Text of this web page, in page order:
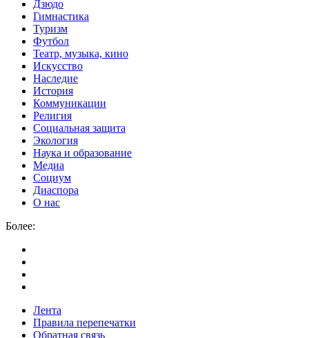
Дзюдо
Гимнастика
Туризм
Футбол
Театр, музыка, кино
Искусство
Наследие
История
Коммуникации
Религия
Социальная защита
Экология
Наука и образование
Медиа
Социум
Диаспора
О нас
Более:
Лента
Правила перепечатки
Обратная связь